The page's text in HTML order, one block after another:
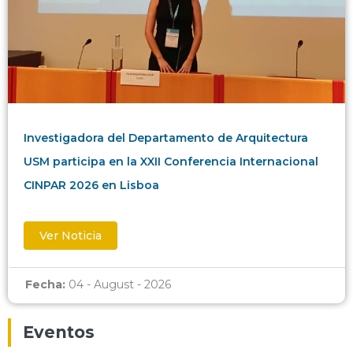
Investigadora del Departamento de Arquitectura
USM participa en la XXII Conferencia Internacional
CINPAR 2026 en Lisboa
Ver Noticia
Fecha: 04 - August - 2026
Eventos